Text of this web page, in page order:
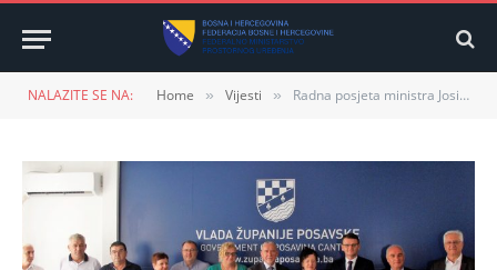
NALAZITE SE NA: Home » Vijesti » Radna posjeta ministra Josipa Martića Posavini